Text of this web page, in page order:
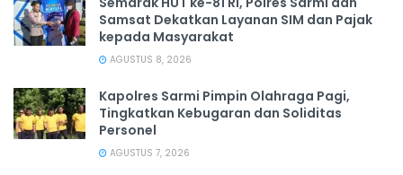
Samsat Dekatkan Layanan SIM dan Pajak
kepada Masyarakat
AGUSTUS 8, 2026
Kapolres Sarmi Pimpin Olahraga Pagi,
Tingkatkan Kebugaran dan Soliditas
Personel
AGUSTUS 7, 2026